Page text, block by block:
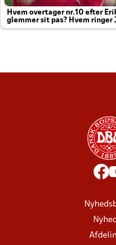
Hvem overtager nr.10 efter
glemmer sit pas? Hvem ringer
altid til efter kampe?